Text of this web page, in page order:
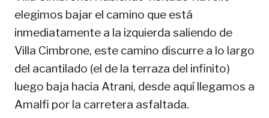
elegimos bajar el camino que está
inmediatamente a la izquierda saliendo de
Villa Cimbrone, este camino discurre a lo largo
del acantilado (el de la terraza del infinito)
luego baja hacia Atrani, desde aquí llegamos a
Amalfi por la carretera asfaltada.